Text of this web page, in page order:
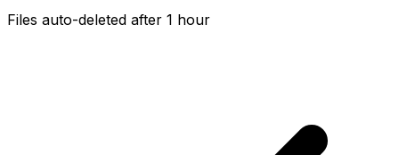
Files auto-deleted after 1 hour